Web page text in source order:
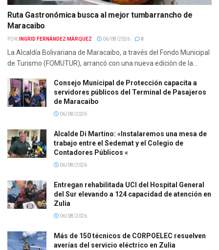
Ruta Gastronómica busca al mejor tumbarrancho de
Maracaibo
POR: INGRID FERNÁNDEZ MÁRQUEZ 06/08/2026 0
La Alcaldía Bolivariana de Maracaibo, a través del Fondo Municipal
de Turismo (FOMUTUR), arrancó con una nueva edición de la...
Consejo Municipal de Protección capacita a
servidores públicos del Terminal de Pasajeros
de Maracaibo
06/08/2026
Alcalde Di Martino: «Instalaremos una mesa de
trabajo entre el Sedemat y el Colegio de
Contadores Públicos «
06/08/2026
Entregan rehabilitada UCI del Hospital General
del Sur elevando a 124 capacidad de atención en
Zulia
06/08/2026
Más de 150 técnicos de CORPOELEC resuelven
averías del servicio eléctrico en Zulia